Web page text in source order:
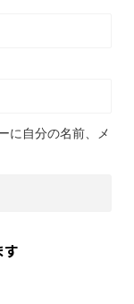
に自分の名前、メ